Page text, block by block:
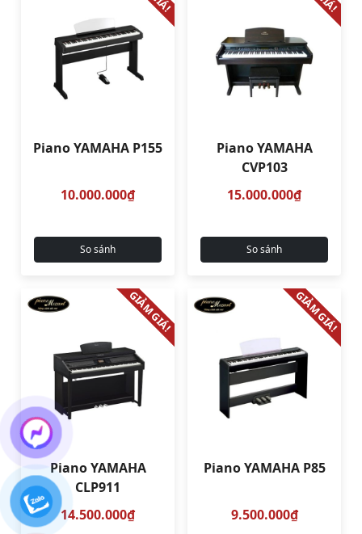
Piano YAMAHA P155
10.000.000₫
So sánh
Piano YAMAHA
CVP103
15.000.000₫
So sánh
GIẢM GIÁ!
Piano YAMAHA
CLP911
14.500.000₫
GIẢM GIÁ!
Piano YAMAHA P85
9.500.000₫